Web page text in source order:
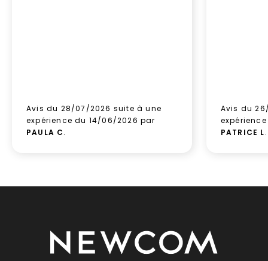
Avis du 28/07/2026 suite à une
expérience du 14/06/2026 par
PAULA C.
Avis du
PATRICE L.